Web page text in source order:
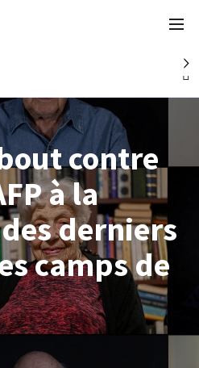
contre
à la
derniers
camps de